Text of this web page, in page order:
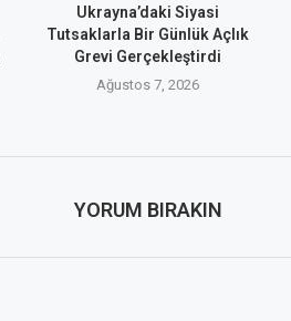
Ukrayna’daki Siyasi
Tutsaklarla Bir Günlük Açlık
Grevi Gerçekleştirdi
Ağustos 7, 2026
YORUM BIRAKIN